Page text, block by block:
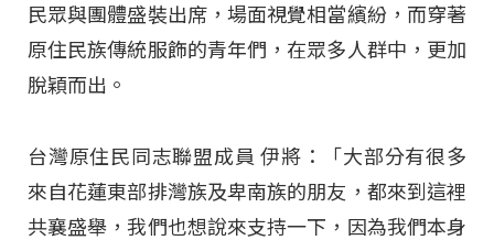
民眾與團體盛裝出席，場面視覺相當繽紛，而穿著
原住民族傳統服飾的青年們，在眾多人群中，更加
脫穎而出。
台灣原住民同志聯盟成員 伊將：「大部分有很多
來自花蓮東部排灣族及卑南族的朋友，都來到這裡
共襄盛舉，我們也想說來支持一下，因為我們本身